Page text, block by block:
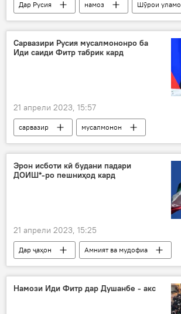
Дар Русия намоз
Шӯрои уламо
муфтӣ
Ғарб арзиш
Сарвазири Русия мусалмононро ба
Иди саиди Фитр табрик кард
21 апрели 2023, 15:57
сарвазир
мусалмонон
Михаил Мишустин
табрикот
Дар Русия
иди саиди Фитр
Дин ва оин
Эрон исботи кӣ будани падари
ДОИШ*-ро пешниҳод кард
21 апрели 2023, 15:25
Дар ҷаҳон
Амният ва мудофиа
ДОИШ
падар демократӣ
Намози Иди Фитр дар Душанбе - акс